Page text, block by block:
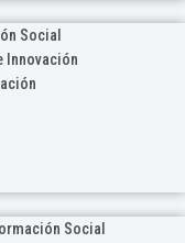
Social
Innovación
Social